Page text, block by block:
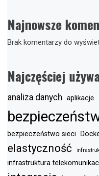
Najnowsze
Brak komentarzy do
Najczęściej
analiza danych aplikacje
bezpieczeństwo sieci
elastyczność
infrastruktura